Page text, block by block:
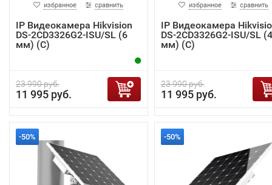
избранное сравнить
IP Видеокамера Hikvision
DS-2CD3326G2-ISU/SL (6
мм) (C)
23 990 руб.
11 995 руб.
избранное сравнить
IP Видеокамера
DS-2CD3326G2-ISU/SL (4
мм) (C)
23 990 руб.
11 995 руб.
-50% -50%